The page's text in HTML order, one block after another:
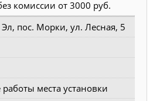
комиссии от 3000 руб.
пос. Морки, ул. Лесная, 5
места установки